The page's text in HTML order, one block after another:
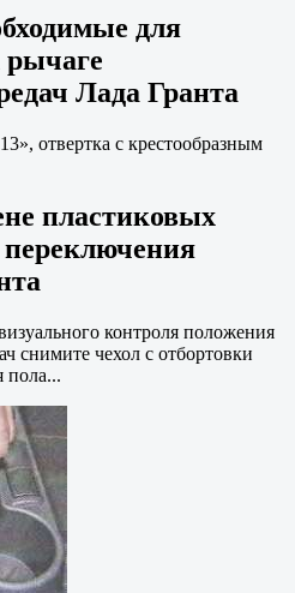
для
рычаге
Лада Гранта
отвертка с крестообразным
пластиковых
контроля положения
снимите чехол с отбортовки
пола...